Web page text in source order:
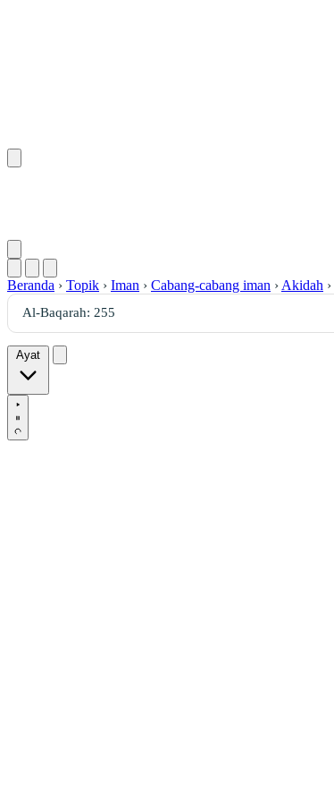
Beranda › Topik › Iman › Cabang-cabang iman › Akidah ›
Ayat